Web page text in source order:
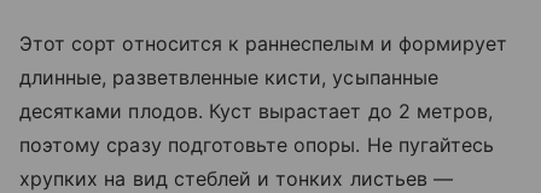
Этот сорт относится к раннеспелым и формирует
длинные, разветвленные кисти, усыпанные
десятками плодов. Куст вырастает до 2 метров,
поэтому сразу подготовьте опоры. Не пугайтесь
хрупких на вид стеблей и тонких листьев —